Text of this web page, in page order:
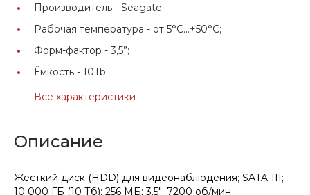
Производитель - Seagate;
Рабочая температура - от 5°C...+50°C;
Форм-фактор - 3,5”;
Ёмкость - 10Tb;
Все характеристики
Описание
Жесткий диск (HDD) для видеонаблюдения; SATA-III;
10 000 ГБ (10 Тб); 256 МБ; 3.5"; 7200 об/мин;